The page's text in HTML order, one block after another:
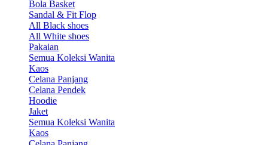
Bola Basket
Sandal & Fit Flop
All Black shoes
All White shoes
Pakaian
Semua Koleksi Wanita
Kaos
Celana Panjang
Celana Pendek
Hoodie
Jaket
Semua Koleksi Wanita
Kaos